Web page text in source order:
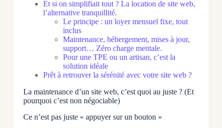
Et si on simplifiait tout ? La location de site web,
l’alternative tranquillité.
Le principe : un loyer mensuel fixe, tout
inclus
Maintenance, hébergement, mises à jour,
support… Zéro charge mentale.
Pour une TPE ou un artisan, c’est la
solution idéale
Prêt à retrouver la sérénité avec votre site web ?
La maintenance d’un site web, c’est quoi au juste ? (Et
pourquoi c’est non négociable)
Ce n’est pas juste « appuyer sur un bouton »